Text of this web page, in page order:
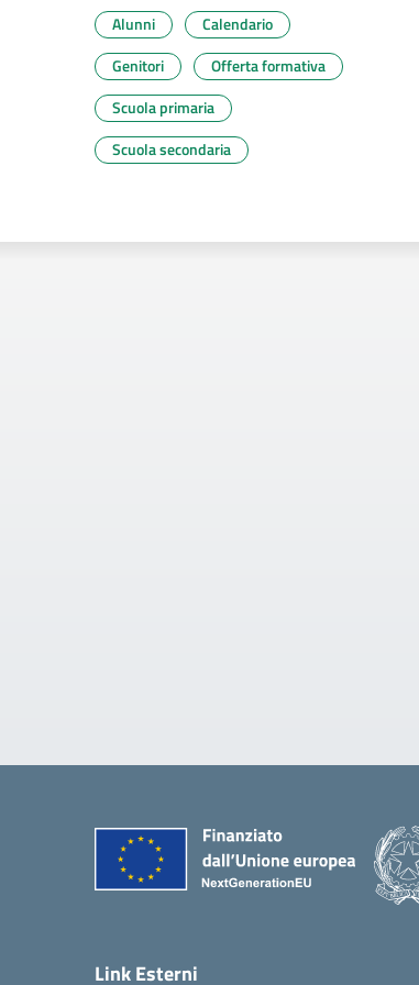
Alunni
Calendario
Genitori
Offerta formativa
Scuola primaria
Scuola secondaria
Link Esterni